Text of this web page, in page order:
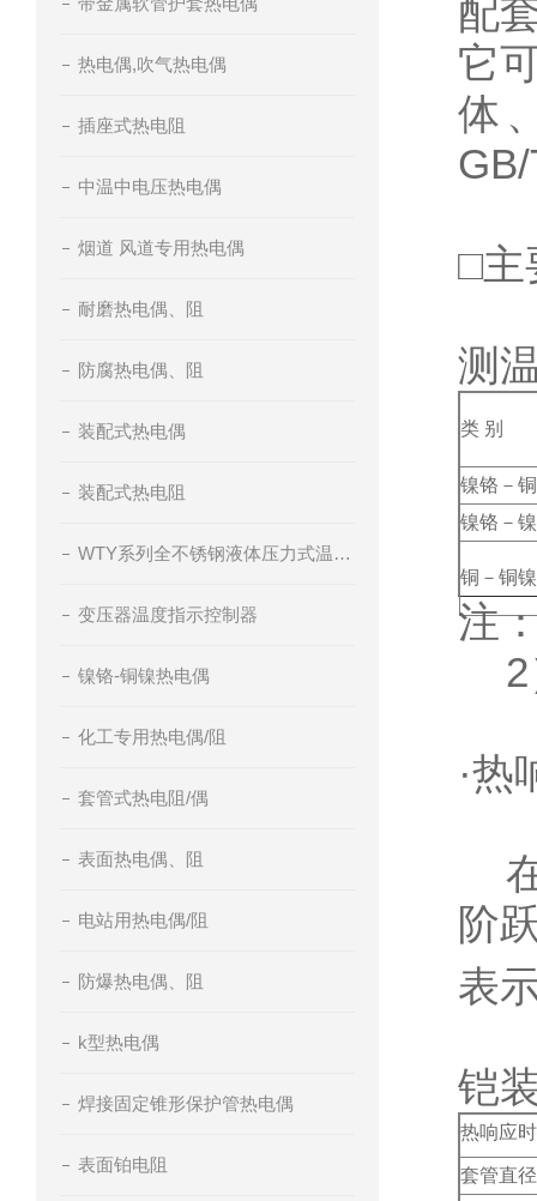
热电偶,吹气热电偶
插座式热电阻
中温中电压热电偶
烟道 风道专用热电偶
耐磨热电偶、阻
防腐热电偶、阻
装配式热电偶
装配式热电阻
WTY系列全不锈钢液体压力式温度计
变压器温度指示控制器
镍铬-铜镍热电偶
化工专用热电偶/阻
套管式热电阻/偶
表面热电偶、阻
电站用热电偶/阻
防爆热电偶、阻
k型热电偶
焊接固定锥形保护管热电偶
表面铂电阻
配
它
体
□主
测
类 别
镍铬－
镍铬－
铜－铜镍
注
2
·热
在
阶
表
铠
热响应
套管直